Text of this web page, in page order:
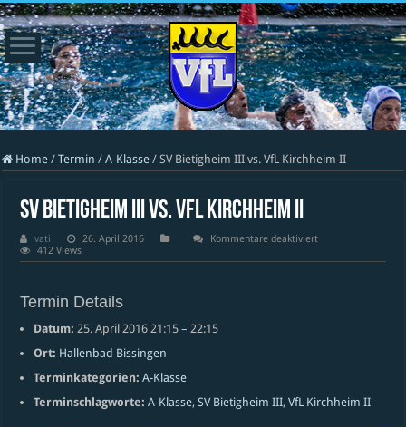
Home / Termin / A-Klasse / SV Bietigheim III vs. VfL Kirchheim II
SV Bietigheim III vs. VfL Kirchheim II
vati 26. April 2016 Kommentare deaktiviertfür
Bietigheim
412 Views
Termin Details
Datum: 25. April 2016 21:15 –22:15
Ort: Hallenbad Bissingen
Terminkategorien: A-Klasse
Terminschlagworte: A-Klasse,SV Bietigheim III,VfL Kirchheim II